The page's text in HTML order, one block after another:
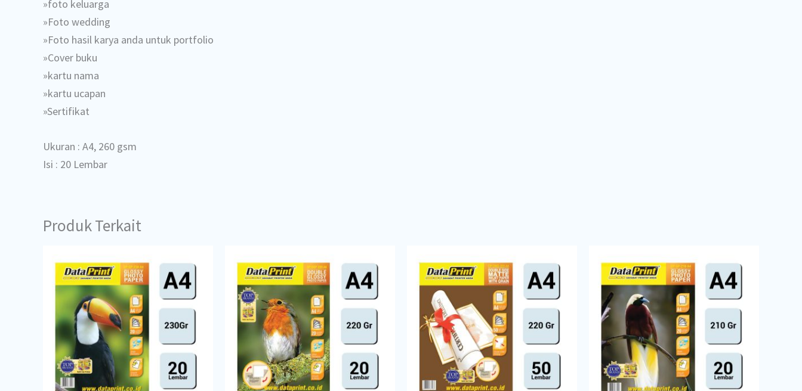
»foto keluarga
»Foto wedding
»Foto hasil karya anda untuk portfolio
»Cover buku
»kartu nama
»kartu ucapan
»Sertifikat
Ukuran : A4, 260 gsm
Isi : 20 Lembar
Produk Terkait